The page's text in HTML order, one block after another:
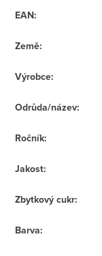
EAN:
Země:
Výrobce:
Odrůda/název:
Ročník:
Jakost:
Zbytkový cukr:
Barva: